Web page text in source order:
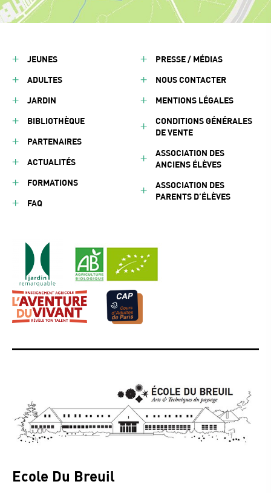
JEUNES
ADULTES
JARDIN
BIBLIOTHÈQUE
PARTENAIRES
ACTUALITÉS
FORMATIONS
FAQ
PRESSE / MÉDIAS
NOUS CONTACTER
MENTIONS LÉGALES
CONDITIONS GÉNÉRALES
DE VENTE
ASSOCIATION DES
ANCIENS ÉLÈVES
ASSOCIATION DES
PARENTS D’ÉLÈVES
Ecole Du Breuil